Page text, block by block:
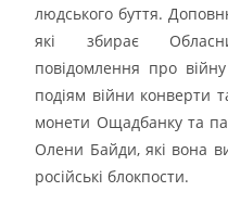
людського буття.
які збирає
повідомлення про
подіям війни конверти
монети Ощадбанку та
Олени Байди, які вона
російські блокпости.